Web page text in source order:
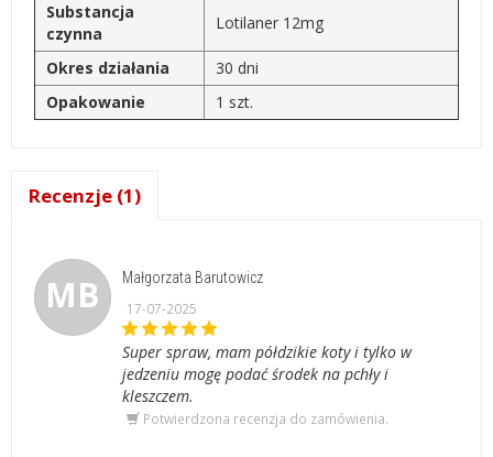
Substancja
czynna
Lotilaner 12mg
Okres działania
30 dni
Opakowanie
1 szt.
Recenzje (1)
MB
Małgorzata Barutowicz
17-07-2025
Super spraw, mam półdzikie koty i tylko w
jedzeniu mogę podać środek na pchły i
kleszczem.
Potwierdzona recenzja do zamówienia.